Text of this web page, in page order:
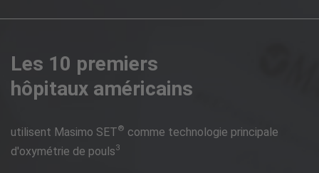
Les 10 premiers
hôpitaux américains
utilisent Masimo SET® comme technologie principale
d'oxymétrie de pouls3